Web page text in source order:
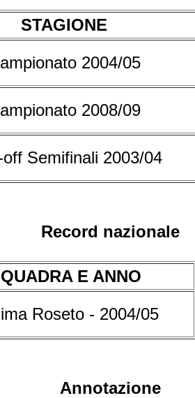
STAGIONE
2004/05
2008/09
off Semifinali 2003/04
Record nazionale
E ANNO
Roseto - 2004/05
Annotazione